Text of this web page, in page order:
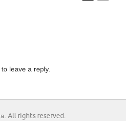
to leave a reply.
All rights reserved.